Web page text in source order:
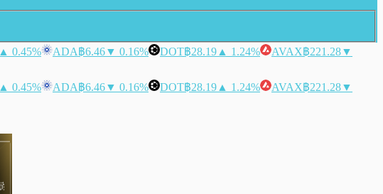
▲ 0.45% ADA฿6.46▼ 0.16% DOT฿28.19 ▲ 1.24% AVAX฿221.28▼
▲ 0.45% ADA฿6.46▼ 0.16% DOT฿28.19 ▲ 1.24% AVAX฿221.28▼